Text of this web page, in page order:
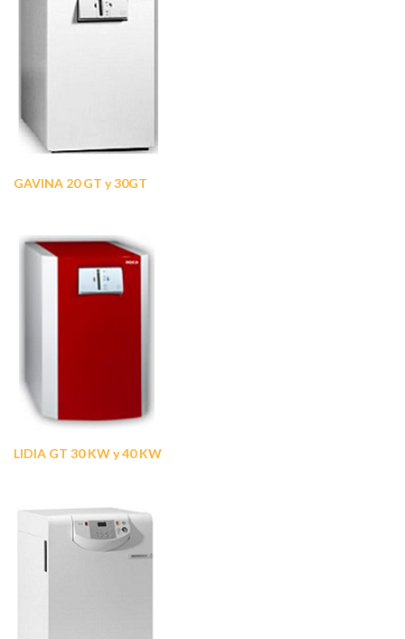
GAVINA 20 GT y 30GT
LIDIA GT 30 KW y 40 KW